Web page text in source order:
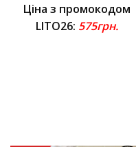
Ціна з промокодом
LITO26: 575грн.